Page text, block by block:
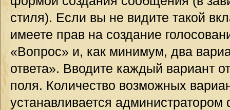
стиля). Если вы не видите такой
имеете прав на создание
«Вопрос» и, как минимум, два
ответа». Вводите каждый вариант
поля. Количество возможных
устанавливается